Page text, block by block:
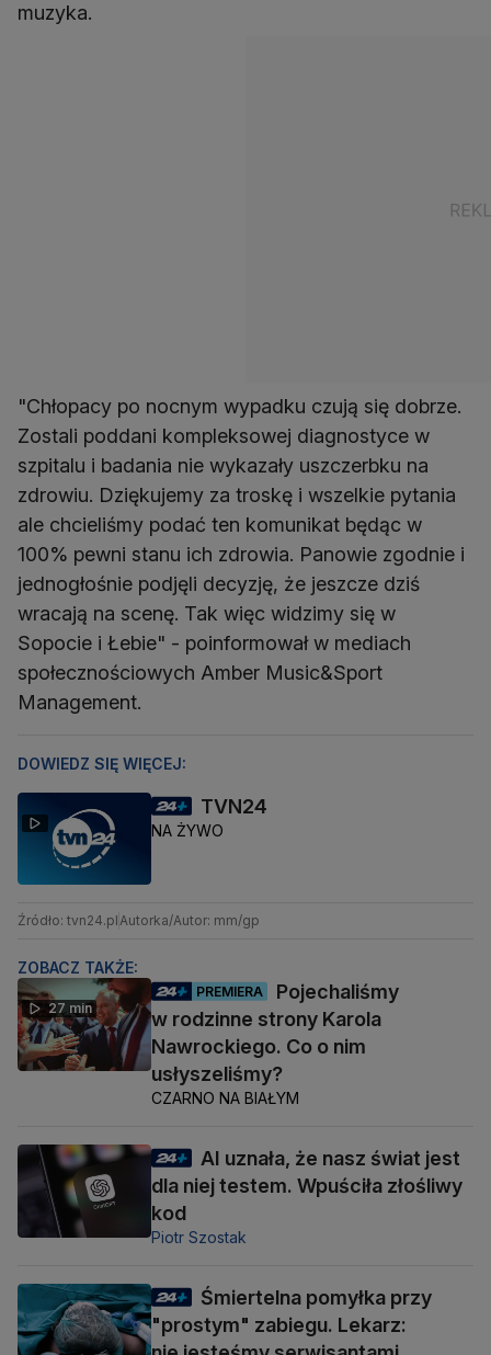
muzyka.
"Chłopacy po nocnym wypadku czują się dobrze.
Zostali poddani kompleksowej diagnostyce w
szpitalu i badania nie wykazały uszczerbku na
zdrowiu. Dziękujemy za troskę i wszelkie pytania
ale chcieliśmy podać ten komunikat będąc w
100% pewni stanu ich zdrowia. Panowie zgodnie i
jednogłośnie podjęli decyzję, że jeszcze dziś
wracają na scenę. Tak więc widzimy się w
Sopocie i Łebie" - poinformował w mediach
społecznościowych Amber Music&Sport
Management.
DOWIEDZ SIĘ WIĘCEJ:
TVN24
NA ŻYWO
Źródło: tvn24.plAutorka/Autor: mm/gp
ZOBACZ TAKŻE:
27 min
PREMIERA
Pojechaliśmy
w rodzinne strony Karola
Nawrockiego. Co o nim
usłyszeliśmy?
CZARNO NA BIAŁYM
AI uznała, że nasz świat jest
dla niej testem. Wpuściła złośliwy
kod
Piotr Szostak
Śmiertelna pomyłka przy
"prostym" zabiegu. Lekarz: